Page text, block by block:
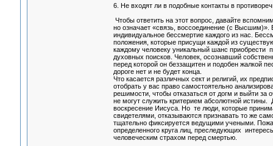
6. Не входят ли в подобные контакты в
Чтобы ответить на этот вопрос, давайте
но означает «связь, воссоединение (с
индивидуальное бессмертие каждого из нас.
положения, которые присущи каждой из
каждому человеку уникальный шанс приобрести
духовных поисков. Человек, осознавший
перед которой он беззащитен и подобен жалкой
дороге нет и не будет конца.
Что касается различных сект и религий, их
отобрать у вас право самостоятельно
решимости, чтобы отказаться от догм и выйти за
не могут служить критерием абсолютной
воскресение Иисуса. Но те люди, которые
свидетелями, отказываются признавать то же
тщательно фиксируется ведущими учеными.
определенного круга лиц, преследующих
человеческим страхом перед смертью.